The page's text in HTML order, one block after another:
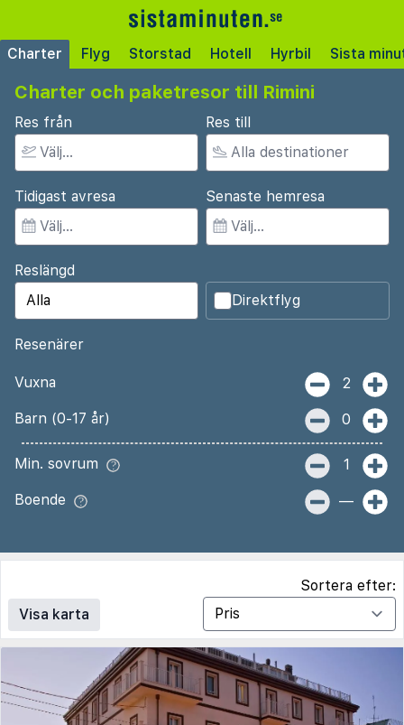
Charter Flyg Storstad Hotell Hyrbil Sista
Charter och paketresor till Rimini
Res från Res till
Tidigast avresa Senaste hemresa
Reslängd
Direktflyg
Resenärer
Vuxna 2
Barn (0-17 år) 0
Min. sovrum 1
Boende —
Visa karta
Sortera efter: